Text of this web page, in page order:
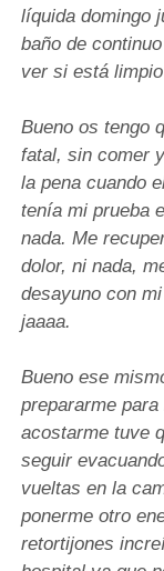
líquida domingo
baño de
ver si está
Bueno os tengo
fatal, sin comer
la pena cuando
tenía mi prueba
nada. Me
dolor, ni nada,
desayuno con
jaaaa.
Bueno ese
prepararme
acostarme tuve
seguir
vueltas en la
ponerme otro
retortijones